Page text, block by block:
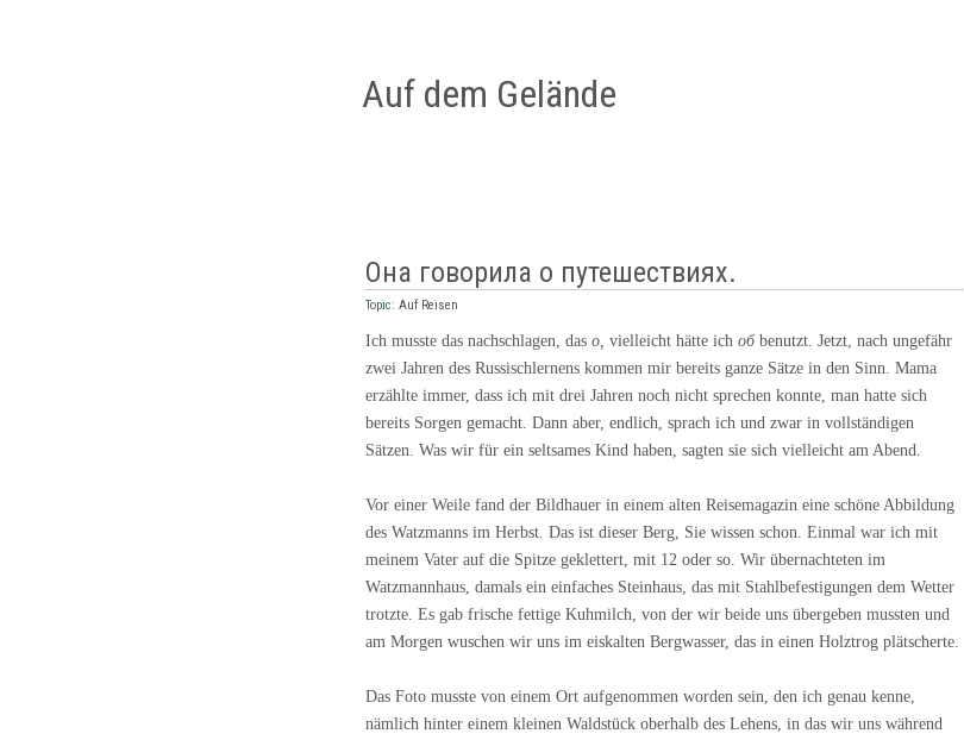
Auf dem Gelände
Она говорила о путешествиях.
Topic: Auf Reisen
Ich musste das nachschlagen, das o, vielleicht hätte ich обbenutzt. Jetzt, nach ungefähr
zwei Jahren des Russischlernens kommen mir bereits ganze Sätze in den Sinn. Mama
erzählte immer, dass ich mit drei Jahren noch nicht sprechen konnte, man hatte sich
bereits Sorgen gemacht. Dann aber, endlich, sprach ich und zwar in vollständigen
Sätzen. Was wir für ein seltsames Kind haben, sagten sie sich vielleicht am Abend.
Vor einer Weile fand der Bildhauer in einem alten Reisemagazin eine schöne Abbildung
des Watzmanns im Herbst. Das ist dieser Berg, Sie wissen schon. Einmal war ich mit
meinem Vater auf die Spitze geklettert, mit 12 oder so. Wir übernachteten im
Watzmannhaus, damals ein einfaches Steinhaus, das mit Stahlbefestigungen dem Wetter
trotzte. Es gab frische fettige Kuhmilch, von der wir beide uns übergeben mussten und
am Morgen wuschen wir uns im eiskalten Bergwasser, das in einen Holztrog plätscherte.
Das Foto musste von einem Ort aufgenommen worden sein, den ich genau kenne,
nämlich hinter einem kleinen Waldstück oberhalb des Lehens, in das wir uns während